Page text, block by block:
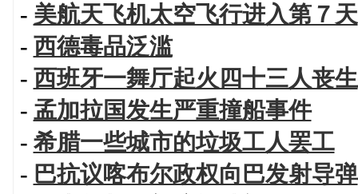
- 美航天飞机太空飞行进入第７天
- 西德毒品泛滥
- 西班牙一舞厅起火四十三人丧生
- 孟加拉国发生严重撞船事件
- 希腊一些城市的垃圾工人罢工
- 巴抗议喀布尔政权向巴发射导弹